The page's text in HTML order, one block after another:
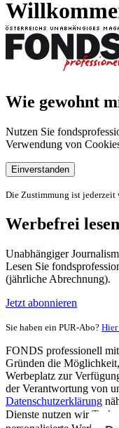
Wie gewohnt
Nutzen Sie
Verwendung von
Einverstanden
Die Zustimmung ist jederzeit
Werbefrei lesen
Unabhängiger
Lesen Sie
(jährliche Abrechnung).
Jetzt abonnieren
Sie haben ein PUR-Abo? Hier
FONDS professionell
Gründen die
Werbeplatz zur
der Verantwortung von
Datenschutzerklärung
Dienste nutzen wir